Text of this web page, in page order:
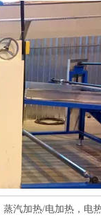
蒸汽加热/电加热，电